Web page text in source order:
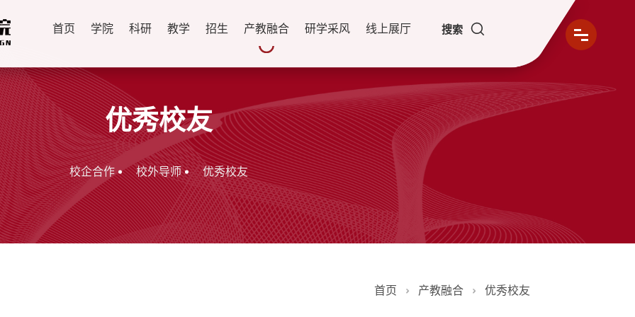
首页 学院 科研 教学 招生 产教融合 研学采风 线上展厅 搜索
优秀校友
校企合作 校外导师 优秀校友
首页 产教融合 优秀校友